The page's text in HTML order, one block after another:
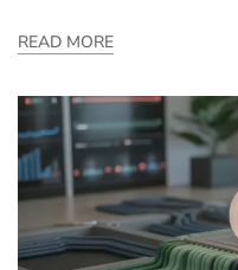
READ MORE